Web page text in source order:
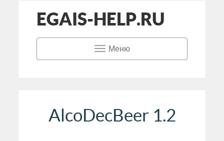
EGAIS-HELP.RU
Меню
AlcoDecBeer 1.2